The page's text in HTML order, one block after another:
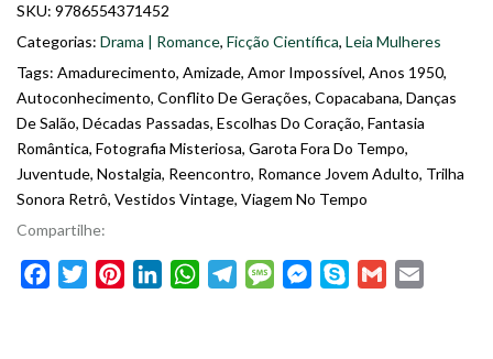
SKU: 9786554371452
Categorias: Drama | Romance, Ficção Científica, Leia Mulheres
Tags: Amadurecimento, Amizade, Amor Impossível, Anos 1950,
Autoconhecimento, Conflito De Gerações, Copacabana, Danças
De Salão, Décadas Passadas, Escolhas Do Coração, Fantasia
Romântica, Fotografia Misteriosa, Garota Fora Do Tempo,
Juventude, Nostalgia, Reencontro, Romance Jovem Adulto, Trilha
Sonora Retrô, Vestidos Vintage, Viagem No Tempo
Compartilhe:
FacebookTwitterPinterestLinkedInWhatsAppTelegramMessageMessenger
Skype Gmail